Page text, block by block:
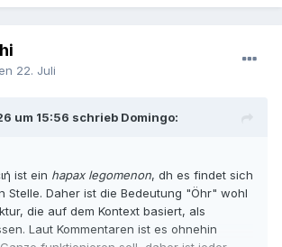
22. Juli
um 15:56 schrieb Domingo:
ist ein hapax legomenon, dh es findet sich
Stelle. Daher ist die Bedeutung "Öhr" wohl
die auf dem Kontext basiert, als
Laut Kommentaren ist es ohnehin